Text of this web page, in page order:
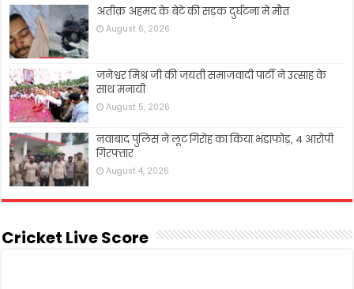
अतीक़ अहमद के बेटे की सड़क दुर्घटना में मौत
August 6, 2026
जनेश्वर मिश्र जी की जयंती समाजवादी पार्टी ने उत्साह के
साथ मनायी
August 5, 2026
नवाबाद पुलिस ने लूट गिरोह का किया भंडाफोड़, 4 आरोपी
गिरफ्तार
August 4, 2026
Cricket Live Score